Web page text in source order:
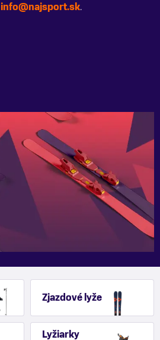
info@najsport.sk.
Zjazdové lyže
Lyžiarky